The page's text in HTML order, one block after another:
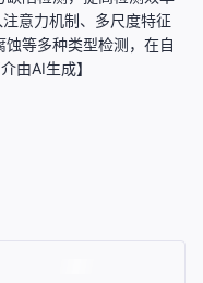
意力机制、多尺度特征
等多种类型检测，在自
由AI生成】